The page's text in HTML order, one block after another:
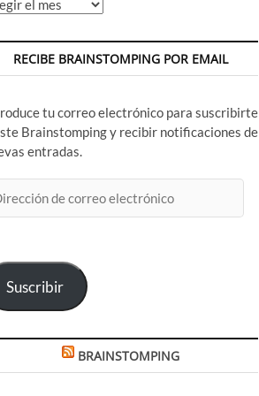
RECIBE BRAINSTOMPING POR EMAIL
tu correo electrónico para suscribirte
Brainstomping y recibir notificaciones de
entradas.
Suscribir
BRAINSTOMPING